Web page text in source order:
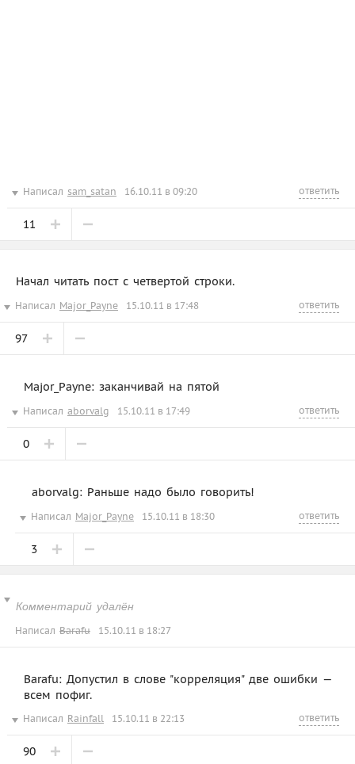
Написал sam_satan 16.10.11 в 09:20 ответить
11
Начал читать пост с четвертой строки.
Написал Major_Payne 15.10.11 в 17:48 ответить
97
Major_Payne: заканчивай на пятой
Написал aborvalg 15.10.11 в 17:49 ответить
0
aborvalg: Раньше надо было говорить!
Написал Major_Payne 15.10.11 в 18:30 ответить
3
Комментарий удалён
Написал Barafu 15.10.11 в 18:27
Barafu: Допустил в слове "корреляция" две ошибки —
всем пофиг.
Написал Rainfall 15.10.11 в 22:13 ответить
90